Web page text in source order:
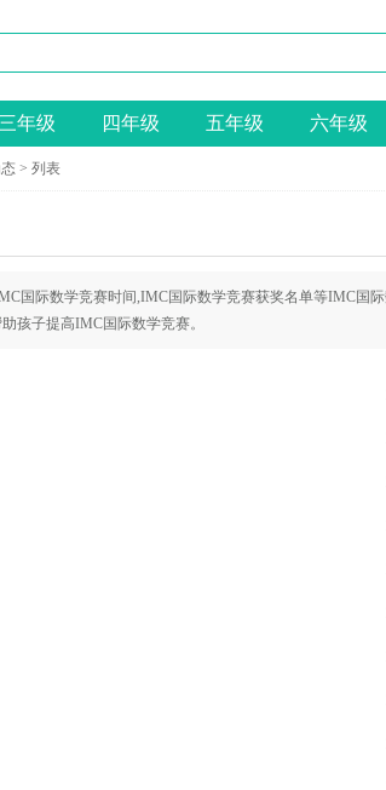
三年级 四年级 五年级 六年级
> 列表
国际数学竞赛时间,IMC国际数学竞赛获奖名单等IMC国
孩子提高IMC国际数学竞赛。